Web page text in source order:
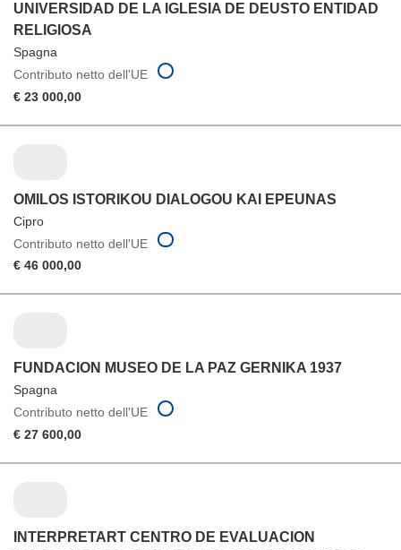
UNIVERSIDAD DE LA IGLESIA DE DEUSTO ENTIDAD
RELIGIOSA
Spagna
Contributo netto dell'UE
€ 23 000,00
OMILOS ISTORIKOU DIALOGOU KAI EPEUNAS
Cipro
Contributo netto dell'UE
€ 46 000,00
FUNDACION MUSEO DE LA PAZ GERNIKA 1937
Spagna
Contributo netto dell'UE
€ 27 600,00
INTERPRETART CENTRO DE EVALUACION